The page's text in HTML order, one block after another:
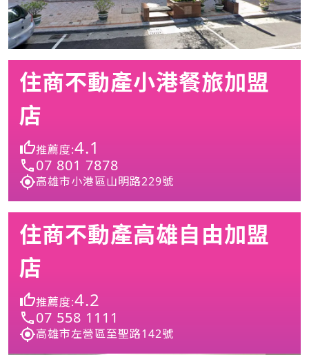
住商不動產小港餐旅加盟
店
推薦度:4.1
07 801 7878
高雄市小港區山明路229號
住商不動產高雄自由加盟
店
推薦度:4.2
07 558 1111
高雄市左營區至聖路142號